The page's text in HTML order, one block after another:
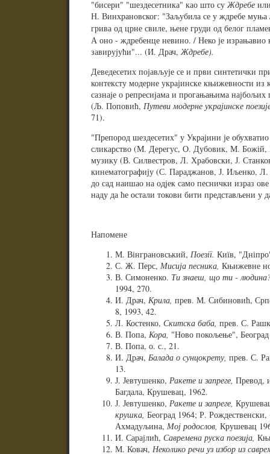
"бисери" "шездесетника" као што суЖдребе
Н. Винхрановског: "Заљубила се у ждребе
грива од црне свиле, њене груди од белог
А оно - ждребенце невино. / Неко је израњавио
завирујући"... (И. Драч,Ждребе).
Деведесетих појављује се и први синтетички
контексту модерне украјинске књижевности из
сазнаје о репресијама и прогањањима
(Љ. Поповић, Путеви модерне украјинске
71).
"Препород шездесетих" у Украјини је
сликарство (М. Дерегус, О. Дубовик, М.
музику (В. Силвестров, Л. Храбовски, Ј.
кинематографију (С. Параджанов, Ј. Иљенко,
до сад наишао на одјек само песнички израз
наду да ће остали токови бити представљени
Напомене
М. Вінграновський, Поезії. Київ,
С. Ж. Перс, Мисија песника, Књижевне
В. Симоненко. Ти знаеш, що ти -
1994, 270.
И. Драч, Крила, прев. М. Сибиновић,
8, 1993, 42.
Л. Костенко, Скитска баба, прев. С.
В. Попа, Кора, "Ново покољење",
В. Попа, о. с., 21.
И. Драч, Балада о сунцокрету, прев. С.
13.
Ј. Јевтушенко, Ракете и запреге, Превод,
Багдала, Крушевац, 1962.
Ј. Јевтушенко, Ракете и запреге,
крушка, Београд 1964; Р. Рождественски,
Ахмадуљина, Мој родослов, Крушевац
И. Сарајлић, Савремена руска поезија,
М. Ковач, Неколико речи уз избор из